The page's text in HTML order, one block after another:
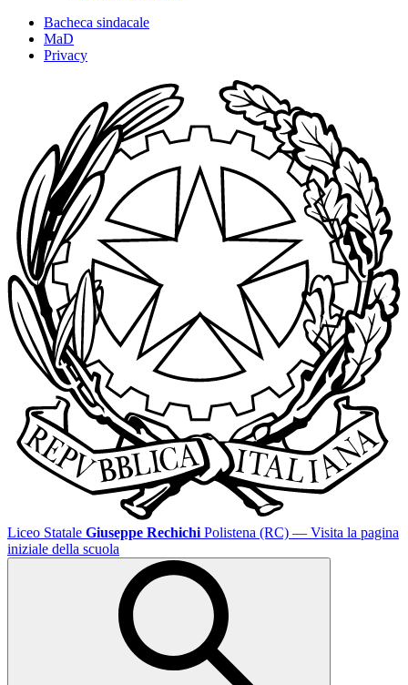
Bacheca sindacale
MaD
Privacy
Liceo Statale Giuseppe Rechichi Polistena (RC) — Visita la pagina
iniziale della scuola